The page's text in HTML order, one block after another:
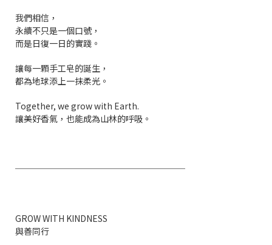
我們相信，
永續不只是一個口號，
而是日復一日的實踐。
讓每一顆手工皂的誕生，
都為地球添上一抹柔光。
Together, we grow with Earth.
讓美好香氣，也能成為山林的呼吸。
────────────────────
GROW WITH KINDNESS
與善同行